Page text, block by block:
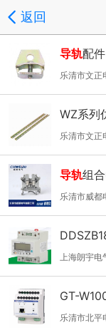
返回
导轨配件
乐清市文正
WZ系列
乐清市文正
导轨组
乐清市威都
上海朗宇电
GT-
乐清市北平